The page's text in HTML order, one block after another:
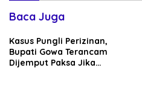
Baca Juga
Kasus Pungli Perizinan,
Bupati Gowa Terancam
Dijemput Paksa Jika